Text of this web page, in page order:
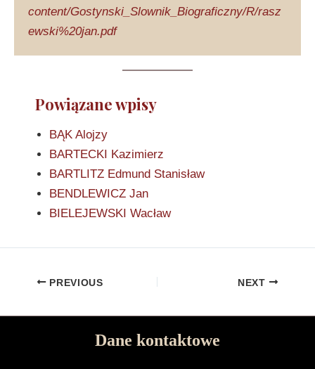
content/Gostynski_Slownik_Biograficzny/R/rasz
ewski%20jan.pdf
Powiązane wpisy
BĄK Alojzy
BARTECKI Kazimierz
BARTLITZ Edmund Stanisław
BENDLEWICZ Jan
BIELEJEWSKI Wacław
PREVIOUS NEXT
Dane kontaktowe